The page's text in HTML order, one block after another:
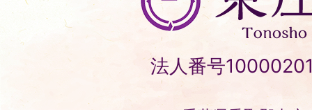
庄
町
Tonosho
Town
法人番号